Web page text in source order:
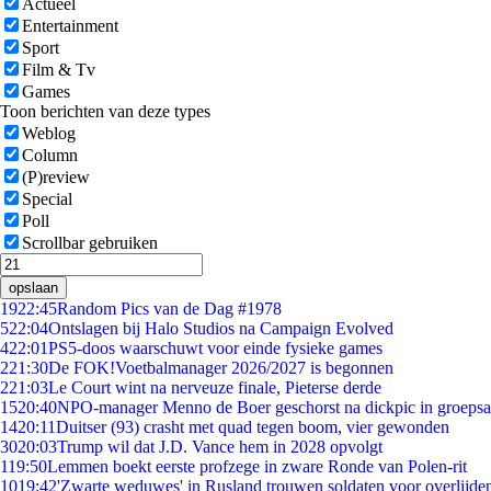
Actueel
Entertainment
Sport
Film & Tv
Games
Toon berichten van deze types
Weblog
Column
(P)review
Special
Poll
Scrollbar gebruiken
opslaan
1922:45Random Pics van de Dag #1978
522:04Ontslagen bij Halo Studios na Campaign Evolved
422:01PS5-doos waarschuwt voor einde fysieke games
221:30De FOK!Voetbalmanager 2026/2027 is begonnen
221:03Le Court wint na nerveuze finale, Pieterse derde
1520:40NPO-manager Menno de Boer geschorst na dickpic in
1420:11Duitser (93) crasht met quad tegen boom, vier gewonden
3020:03Trump wil dat J.D. Vance hem in 2028 opvolgt
119:50Lemmen boekt eerste profzege in zware Ronde van Polen-rit
1019:42'Zwarte weduwes' in Rusland trouwen soldaten voor